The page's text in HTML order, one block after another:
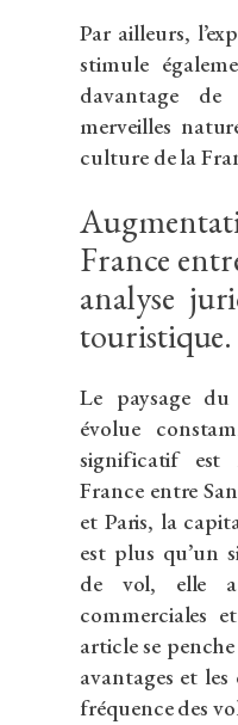
Par ailleurs,
stimule
davantage
merveilles
culture de la
France
analyse
touristique.
Le paysage
évolue
significatif est
France entre
et Paris, la
est plus qu’un
de vol, elle a
commerciales
article se
avantages et
fréquence des